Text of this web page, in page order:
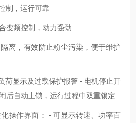
制，运行可靠
变频控制，动力强劲
离，有效防止粉尘污染，便于维护
荷显示及过载保护报警 - 电机停止开
后自动上锁，运行过程中双重锁定
操作界面： - 可显示转速、功率百